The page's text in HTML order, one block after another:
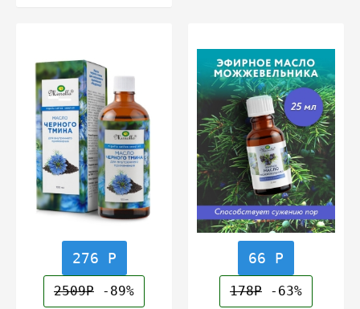
276 Р
2509Р -89%
66 Р
178Р -63%